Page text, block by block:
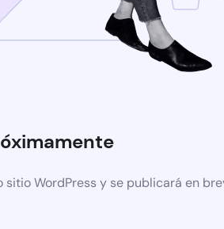
sitio WordPress y se publicará en